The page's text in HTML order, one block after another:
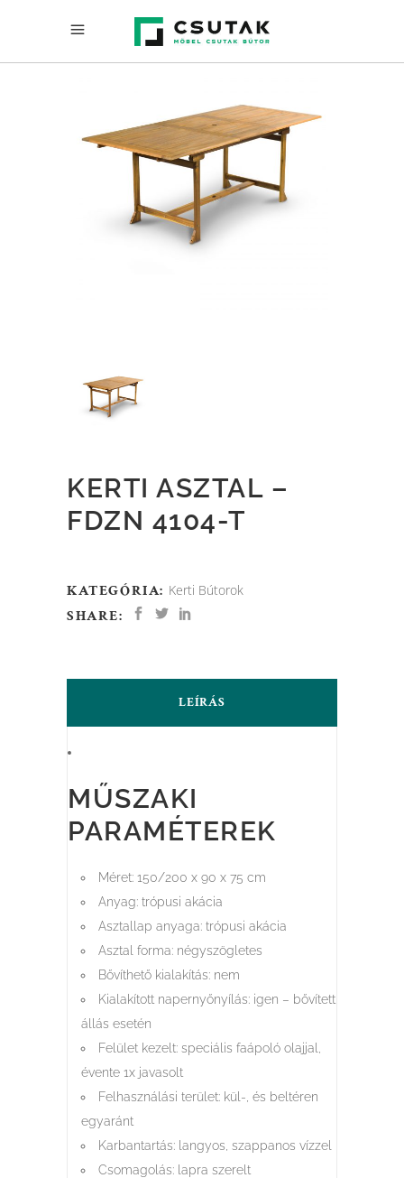
KERTI ASZTAL –
FDZN 4104-T
KATEGÓRIA: Kerti Bútorok
SHARE:
LEÍRÁS
MŰSZAKI
PARAMÉTEREK
Méret: 150/200 x 90 x 75 cm
Anyag: trópusi akácia
Asztallap anyaga: trópusi akácia
Asztal forma: négyszögletes
Bővíthető kialakítás: nem
Kialakított napernyőnyílás: igen – bővített
állás esetén
Felület kezelt: speciális faápoló olajjal,
évente 1x javasolt
Felhasználási terület: kül-, és beltéren
egyaránt
Karbantartás: langyos, szappanos vízzel
Csomagolás: lapra szerelt